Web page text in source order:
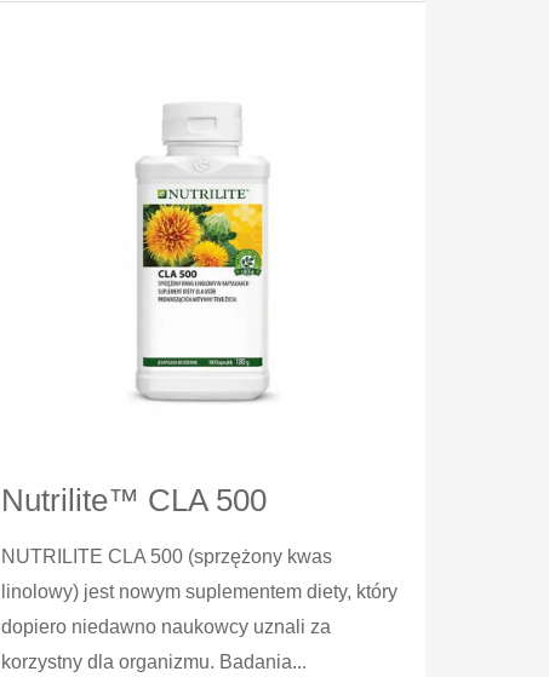
Nutrilite™ CLA 500
NUTRILITE CLA 500 (sprzężony kwas
linolowy) jest nowym suplementem diety, który
dopiero niedawno naukowcy uznali za
korzystny dla organizmu. Badania...